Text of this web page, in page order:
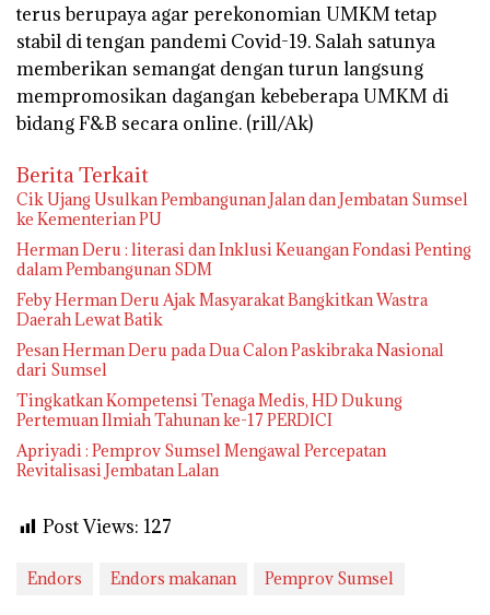
terus berupaya agar perekonomian UMKM tetap
stabil di tengan pandemi Covid-19. Salah satunya
memberikan semangat dengan turun langsung
mempromosikan dagangan kebeberapa UMKM di
bidang F&B secara online. (rill/Ak)
Berita Terkait
Cik Ujang Usulkan Pembangunan Jalan dan Jembatan Sumsel
ke Kementerian PU
Herman Deru : literasi dan Inklusi Keuangan Fondasi Penting
dalam Pembangunan SDM
Feby Herman Deru Ajak Masyarakat Bangkitkan Wastra
Daerah Lewat Batik
Pesan Herman Deru pada Dua Calon Paskibraka Nasional
dari Sumsel
Tingkatkan Kompetensi Tenaga Medis, HD Dukung
Pertemuan Ilmiah Tahunan ke-17 PERDICI
Apriyadi : Pemprov Sumsel Mengawal Percepatan
Revitalisasi Jembatan Lalan
Post Views: 127
Endors Endors makanan Pemprov Sumsel